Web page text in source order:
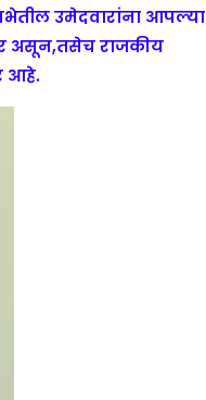
उमेदवारांना आपल्या
असून,तसेच राजकीय
आहे.